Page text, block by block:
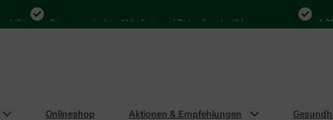
Bequem zwischen Abholung und Botendienst wählen 4.000 Mal
Onlineshop Aktionen & Empfehlungen